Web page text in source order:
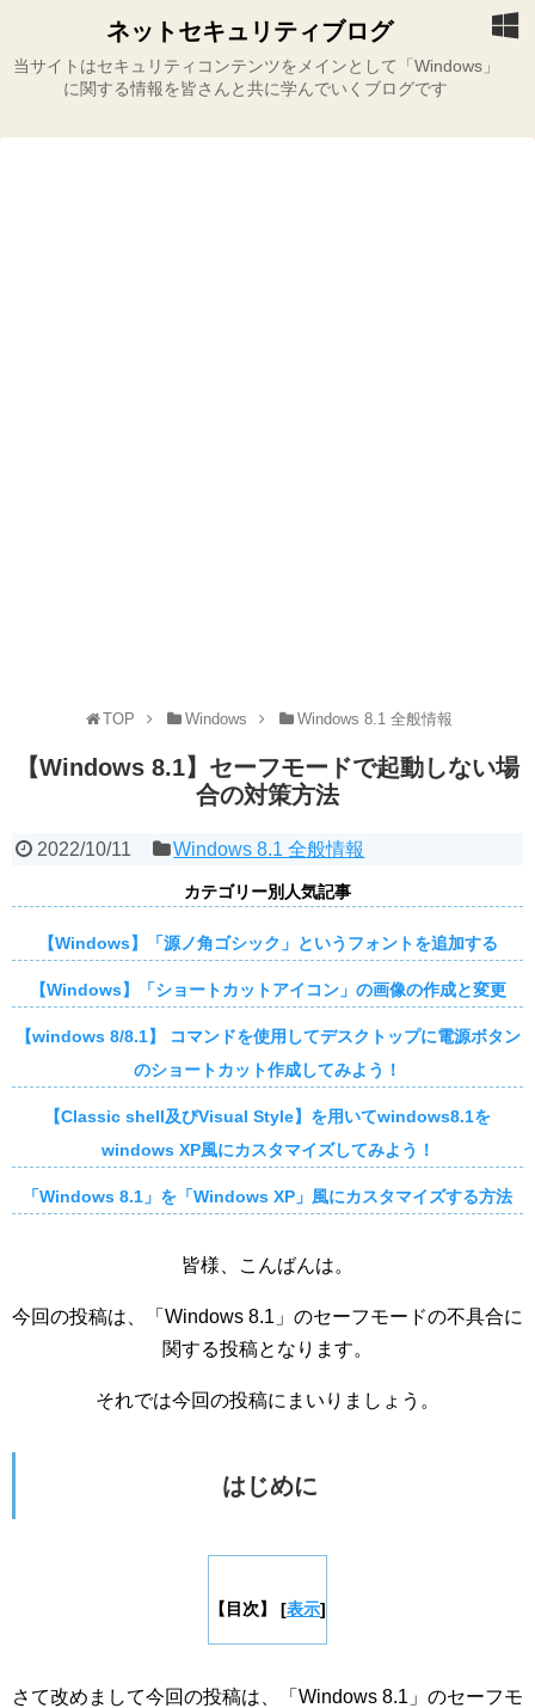
ネットセキュリティブログ
当サイトはセキュリティコンテンツをメインとして「Windows」
に関する情報を皆さんと共に学んでいくブログです
TOP Windows Windows 8.1 全般情報
【Windows 8.1】セーフモードで起動しない場
合の対策方法
2022/10/11 Windows 8.1 全般情報
カテゴリー別人気記事
【Windows】「源ノ角ゴシック」というフォントを追加する
【Windows】「ショートカットアイコン」の画像の作成と変更
【windows 8/8.1】 コマンドを使用してデスクトップに電源ボタン
のショートカット作成してみよう！
【Classic shell及びVisual Style】を用いてwindows8.1を
windows XP風にカスタマイズしてみよう！
「Windows 8.1」を「Windows XP」風にカスタマイズする方法
皆様、こんばんは。
今回の投稿は、「Windows 8.1」のセーフモードの不具合に
関する投稿となります。
それでは今回の投稿にまいりましょう。
はじめに
【目次】 [表示]
さて改めまして今回の投稿は、「Windows 8.1」のセーフモ